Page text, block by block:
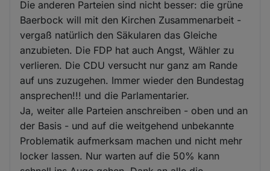
Die anderen Parteien sind nicht besser: die grüne
Baerbock will mit den Kirchen Zusammenarbeit -
vergaß natürlich den Säkularen das Gleiche
anzubieten. Die FDP hat auch Angst, Wähler zu
verlieren. Die CDU versucht nur ganz am Rande
auf uns zuzugehen. Immer wieder den Bundestag
ansprechen!!! und die Parlamentarier.
Ja, weiter alle Parteien anschreiben - oben und an
der Basis - und auf die weitgehend unbekannte
Problematik aufmerksam machen und nicht mehr
locker lassen. Nur warten auf die 50% kann